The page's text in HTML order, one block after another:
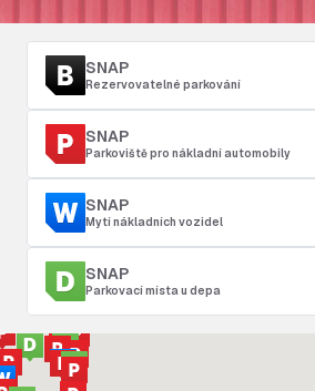
SNAP
Rezervovatelné parkování
SNAP
Parkoviště pro nákladní automobily
SNAP
Mytí nákladních vozidel
SNAP
Parkovací místa u depa